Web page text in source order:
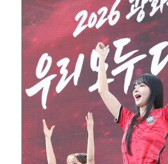
'1라운드 115위' 김민별, 2